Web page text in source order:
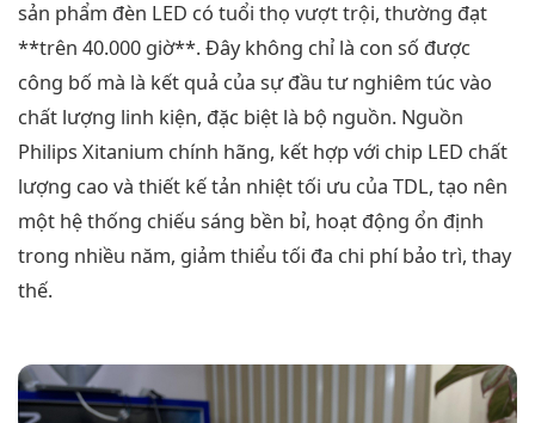
sản phẩm đèn LED có tuổi thọ vượt trội, thường đạt
**trên 40.000 giờ**. Đây không chỉ là con số được
công bố mà là kết quả của sự đầu tư nghiêm túc vào
chất lượng linh kiện, đặc biệt là bộ nguồn. Nguồn
Philips Xitanium chính hãng, kết hợp với chip LED chất
lượng cao và thiết kế tản nhiệt tối ưu của TDL, tạo nên
một hệ thống chiếu sáng bền bỉ, hoạt động ổn định
trong nhiều năm, giảm thiểu tối đa chi phí bảo trì, thay
thế.